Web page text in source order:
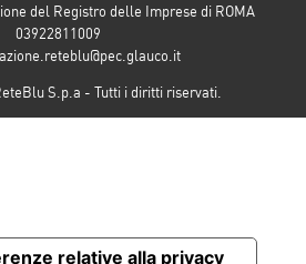
del Registro delle Imprese di ROMA
03922811009
S.p.a - Tutti i diritti riservati.
relative alla privacy